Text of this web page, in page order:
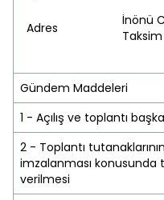
Adres
İnönü
Gündem Maddeleri
1 - Açılış ve toplantı
2 - Toplantı
imzalanması konusunda
verilmesi